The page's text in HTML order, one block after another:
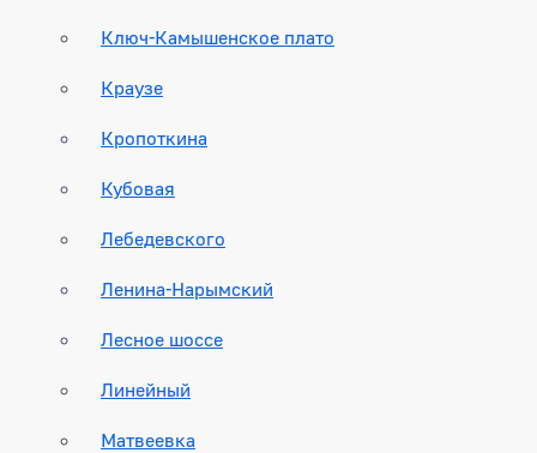
Ключ-Камышенское плато
Краузе
Кропоткина
Кубовая
Лебедевского
Ленина-Нарымский
Лесное шоссе
Линейный
Матвеевка